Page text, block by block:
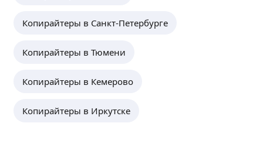
Копирайтеры в Санкт-Петербурге
Копирайтеры в Тюмени
Копирайтеры в Кемерово
Копирайтеры в Иркутске